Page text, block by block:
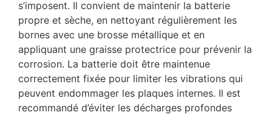
s’imposent. Il convient de maintenir la batterie
propre et sèche, en nettoyant régulièrement les
bornes avec une brosse métallique et en
appliquant une graisse protectrice pour prévenir la
corrosion. La batterie doit être maintenue
correctement fixée pour limiter les vibrations qui
peuvent endommager les plaques internes. Il est
recommandé d’éviter les décharges profondes